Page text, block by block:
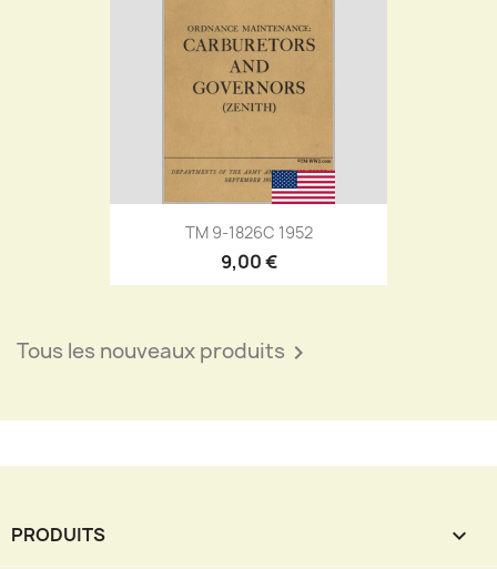
TM 9-1826C 1952
9,00 €
Tous les nouveaux produits 
PRODUITS 